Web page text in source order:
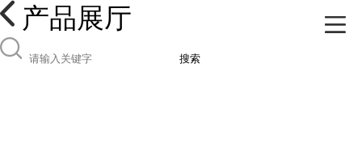
产品展厅
搜索